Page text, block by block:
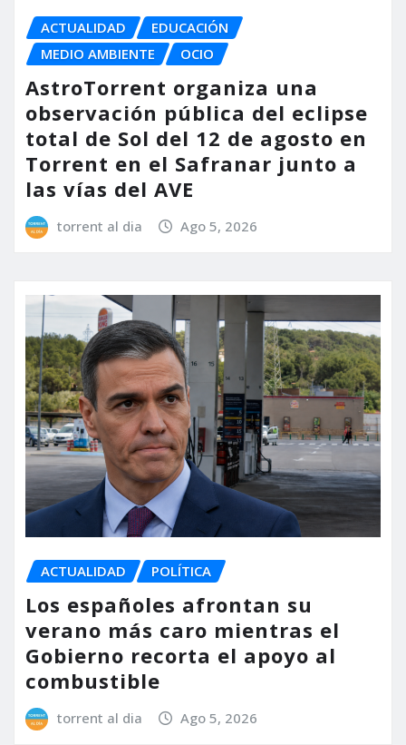
ACTUALIDAD
EDUCACIÓN
MEDIO AMBIENTE
OCIO
AstroTorrent organiza una
observación pública del eclipse
total de Sol del 12 de agosto en
Torrent en el Safranar junto a
las vías del AVE
torrent al dia Ago 5, 2026
ACTUALIDAD POLÍTICA
Los españoles afrontan su
verano más caro mientras el
Gobierno recorta el apoyo al
combustible
torrent al dia Ago 5, 2026